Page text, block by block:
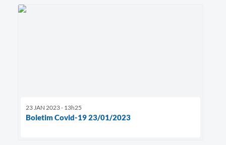
23 JAN 2023 - 13h25
Boletim Covid-19 23/01/2023